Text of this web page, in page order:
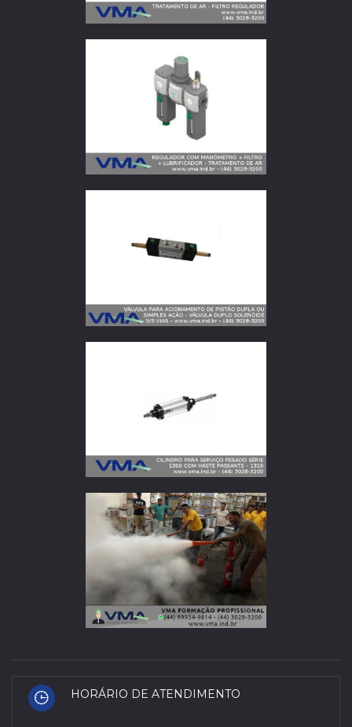
HORÁRIO DE ATENDIMENTO